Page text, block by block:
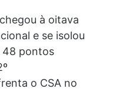
à oitava
e se isolou
48 pontos
o CSA no